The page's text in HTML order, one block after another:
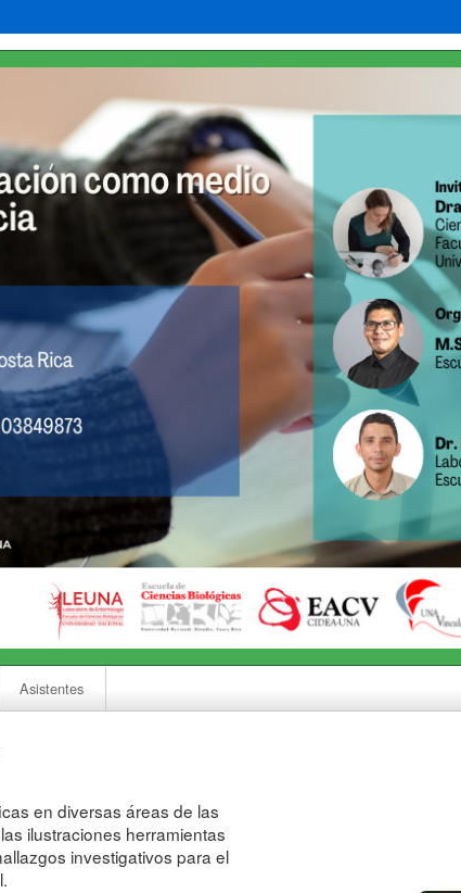
Asistentes
en diversas áreas de las
ilustraciones herramientas
investigativos para el